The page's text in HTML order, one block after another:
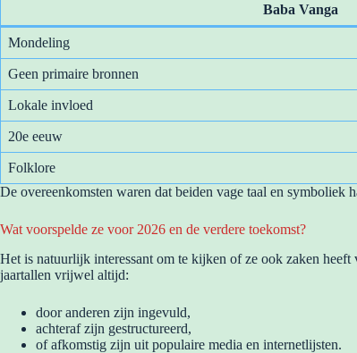
Baba Vanga
Mondeling
Geen primaire bronnen
Lokale invloed
20e eeuw
Folklore
De overeenkomsten waren dat beiden vage taal en symboliek
Wat voorspelde ze voor 2026 en de verdere toekomst?
Het is natuurlijk interessant om te kijken of ze ook zaken
jaartallen vrijwel altijd:
door anderen zijn ingevuld,
achteraf zijn gestructureerd,
of afkomstig zijn uit populaire media en internetlijsten.